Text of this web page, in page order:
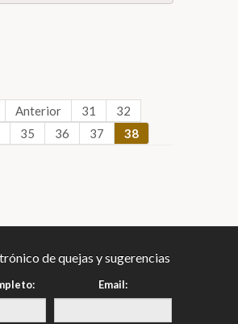
Anterior 31
32
35 36 37 38
de quejas y sugerencias
Email: